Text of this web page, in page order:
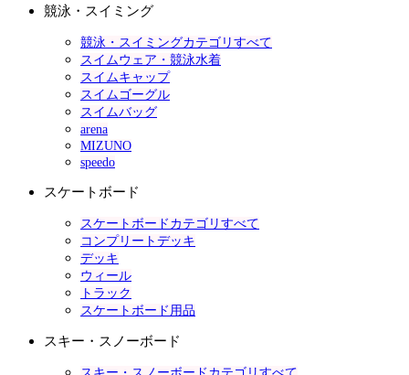
競泳・スイミング
競泳・スイミングカテゴリすべて
スイムウェア・競泳水着
スイムキャップ
スイムゴーグル
スイムバッグ
arena
MIZUNO
speedo
スケートボード
スケートボードカテゴリすべて
コンプリートデッキ
デッキ
ウィール
トラック
スケートボード用品
スキー・スノーボード